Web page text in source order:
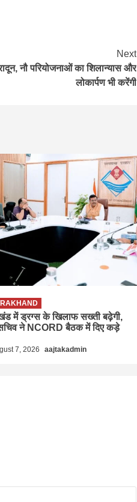
Next
नौ परियोजनाओं का शिलान्यास और
लोकार्पण भी करेंगी
में ड्रग्स के खिलाफ सख्ती बढ़ेगी,
ने NCORD बैठक में दिए कड़े
7, 2026 aajtakadmin